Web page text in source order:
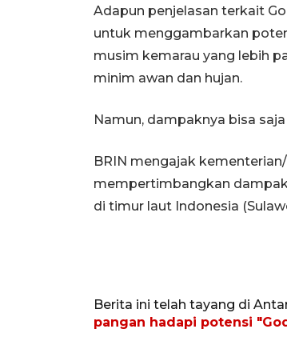
Adapun penjelasan terkait
untuk menggambarkan
musim kemarau yang lebih
minim awan dan hujan.
Namun, dampaknya bisa
BRIN mengajak
mempertimbangkan
di timur laut Indonesia
Berita ini telah tayang di
pangan hadapi potensi